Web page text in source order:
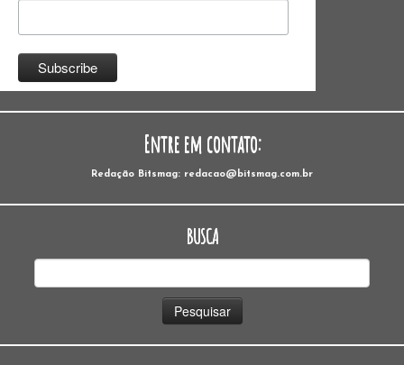
Entre em contato:
Redação Bitsmag: redacao@bitsmag.com.br
BUSCA